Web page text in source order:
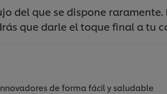
del que se dispone raramente.
que darle el toque final a tu
de forma fácil y saludable